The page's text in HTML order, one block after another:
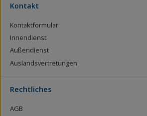
Kontakt
Kontaktformular
Innendienst
Außendienst
Auslandsvertretungen
Rechtliches
AGB